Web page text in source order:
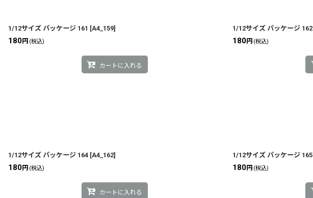
1/12サイズ パッケージ 161 [A4_159]
180円 (税込)
カートに入れる
1/12サイズ パッケージ 162
180円 (税込)
1/12サイズ パッケージ 164 [A4_162]
180円 (税込)
カートに入れる
1/12サイズ パッケージ 165
180円 (税込)